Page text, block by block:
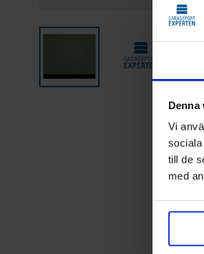
Denna
Vi
till de
med